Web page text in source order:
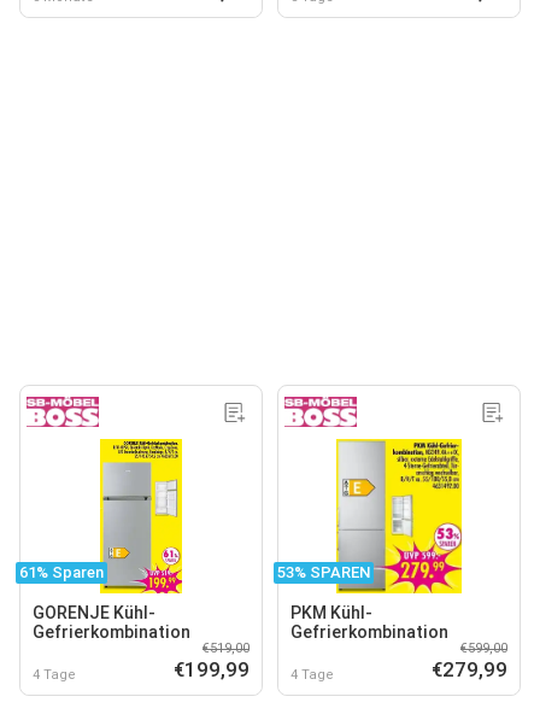
61% Sparen
GORENJE Kühl-
Gefrierkombination
4 Tage
€519,00
€199,99
53% SPAREN
PKM Kühl-
Gefrierkombination
4 Tage
€599,00
€279,99